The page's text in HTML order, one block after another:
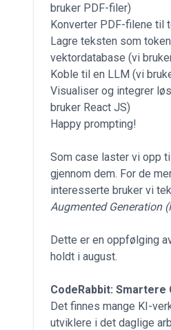
bruker PDF-filer)
Konverter PDF-filene til
Lagre teksten som
vektordatabase (vi
Koble til en LLM (vi
Visualiser og integrer
bruker React JS)
Happy prompting!
Som case laster vi opp
gjennom dem. For de
interesserte bruker vi
Augmented Generation
Dette er en oppfølging
holdt i august.
CodeRabbit: Smartere
Det finnes mange KI-
utviklere i det daglige